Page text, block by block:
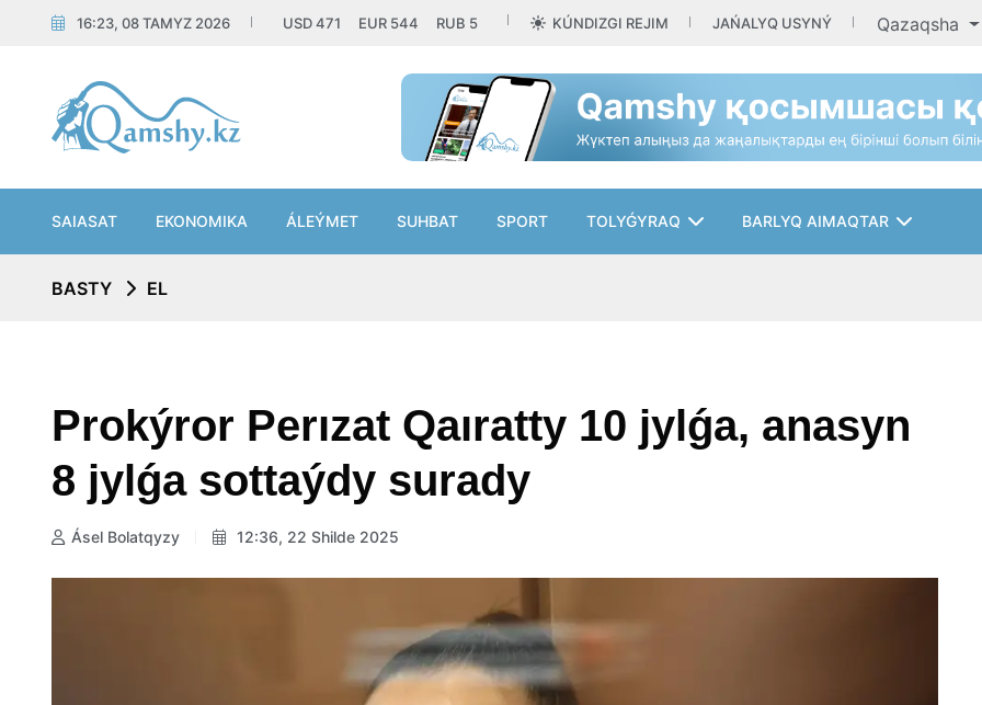
16:23, 08 TAMYZ 2026 USD471 EUR 544 RUB 5 KÚNDIZGI REJIM JAŃALYQ USYNÝ Qazaqsha
SAIASAT EKONOMIKA ÁLEÝMET SUHBAT SPORT TOLYǴYRAQ BARLYQ AIMAQTAR
BASTY EL
Prokýror Perızat Qaıratty 10 jylǵa, anasyn
8 jylǵa sottaýdy surady
Ásel Bolatqyzy 12:36, 22 Shilde 2025